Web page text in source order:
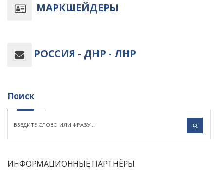
МАРКШЕЙДЕРЫ
РОССИЯ - ДНР - ЛНР
Поиск
ИНФОРМАЦИОННЫЕ ПАРТНЁРЫ